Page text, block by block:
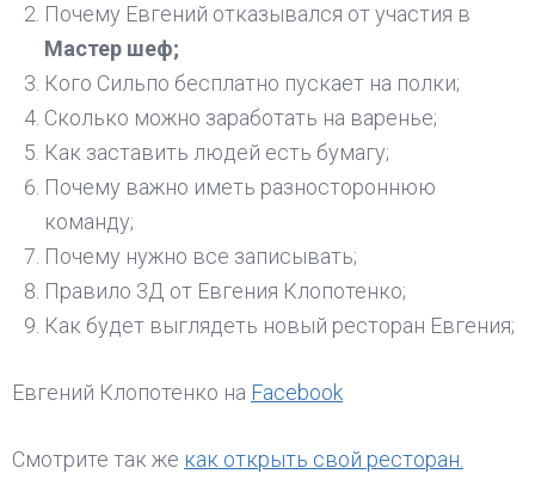
Почему Евгений отказывался от участия в
Мастер шеф;
Кого Сильпо бесплатно пускает на полки;
Сколько можно заработать на варенье;
Как заставить людей есть бумагу;
Почему важно иметь разностороннюю
команду;
Почему нужно все записывать;
Правило 3Д от Евгения Клопотенко;
Как будет выглядеть новый ресторан Евгения;
Евгений Клопотенко на Facebook
Смотрите так же как открыть свой ресторан.